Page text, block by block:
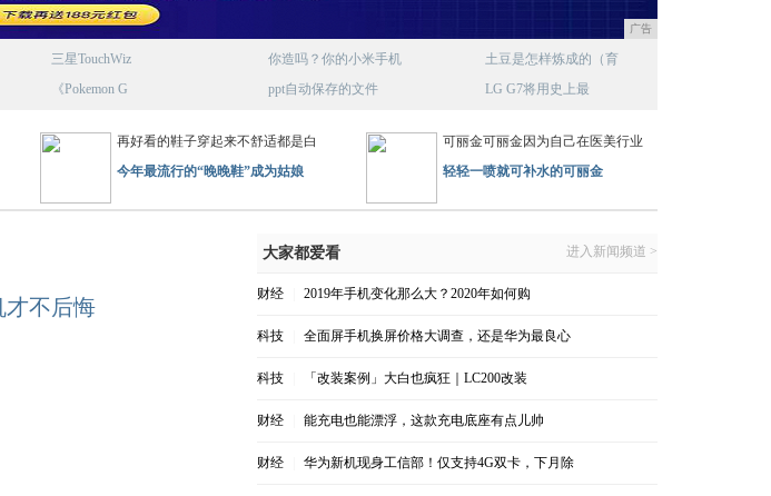
广告
三星TouchWiz
《Pokemon G
你造吗？你的小米手机
ppt自动保存的文件
土豆是怎样炼成的（育
LG G7将用史上最
再好看的鞋子穿起来不舒适都是白
今年最流行的“晚晚鞋”成为姑娘
可丽金可丽金因为自己在医美行业
轻轻一喷就可补水的可丽金
才不后悔
大家都爱看 进入新闻频道 >
财经 2019年手机变化那么大？2020年如何购
科技 全面屏手机换屏价格大调查，还是华为最良心
科技 「改装案例」大白也疯狂｜LC200改装
财经 能充电也能漂浮，这款充电底座有点儿帅
财经 华为新机现身工信部！仅支持4G双卡，下月除